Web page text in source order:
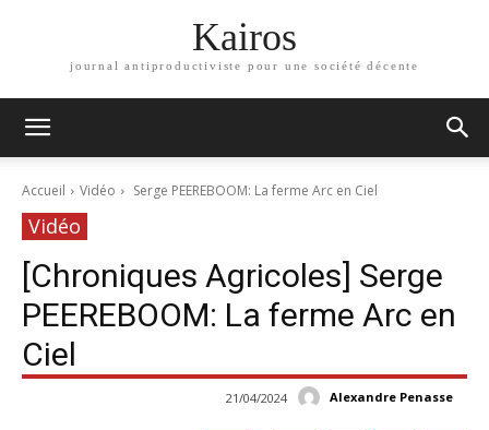
Kairos
journal antiproductiviste pour une société décente
Accueil Vidéo Serge PEEREBOOM: La ferme Arc en Ciel
Vidéo
[Chroniques Agricoles] Serge
PEEREBOOM: La ferme Arc en
Ciel
Alexandre Penasse
21/04/2024